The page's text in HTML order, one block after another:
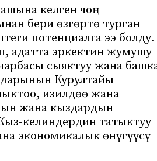
келген чоң
бери өзгөртө турган
потенциалга ээ болду.
адатта эркектин жумушу
сыяктуу жана
Курултайы
изилдөө жана
жана кыздардын
келиндердин татыктуу
экономикалык өнүгүүсү